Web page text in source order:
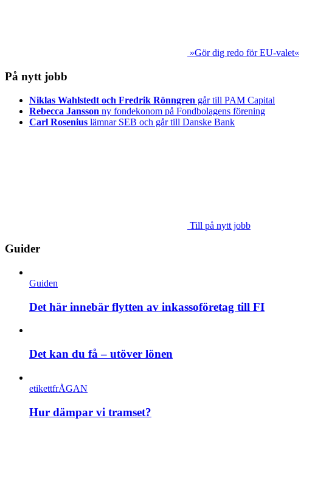
»Gör dig redo för EU-valet«
På nytt jobb
Niklas Wahlstedt och Fredrik Rönngren går till PAM Capital
Rebecca Jansson ny fondekonom på Fondbolagens förening
Carl Rosenius lämnar SEB och går till Danske Bank
Till på nytt jobb
Guider
Guiden
Det här innebär flytten av inkassoföretag till FI
Det kan du få – utöver lönen
etikettfrÅGAN
Hur dämpar vi tramset?